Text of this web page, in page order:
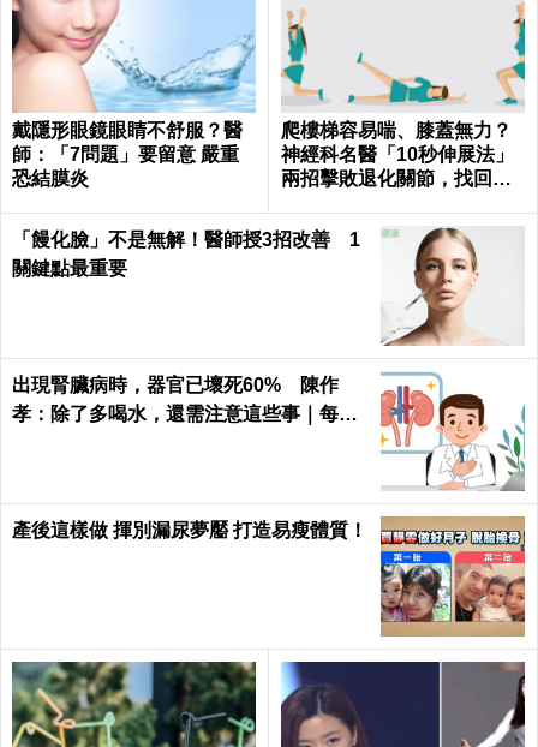
戴隱形眼鏡眼睛不舒服？醫
師：「7問題」要留意 嚴重
恐結膜炎
爬樓梯容易喘、膝蓋無力？
神經科名醫「10秒伸展法」
兩招擊敗退化關節，找回年
alth
「饅化臉」不是無解！醫師授3招改善 1
關鍵點最重要
出現腎臟病時，器官已壞死60% 陳作
孝：除了多喝水，還需注意這些事｜每日
產後這樣做 揮別漏尿夢靨 打造易瘦體質！